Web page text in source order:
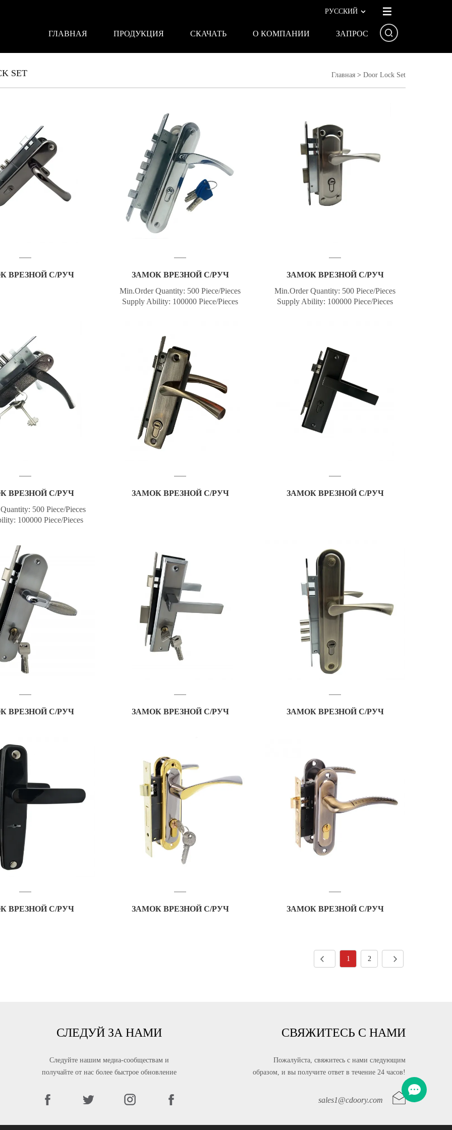
РУССКИЙ
ГЛАВНАЯ ПРОДУКЦИЯ СКАЧАТЬ О КОМПАНИИ ЗАПРОС
Главная > Door Lock Set
SET
ВРЕЗНОЙ С/РУЧ
ЗАМОК ВРЕЗНОЙ С/РУЧ
Min.Order Quantity: 500 Piece/Pieces
Supply Ability: 100000 Piece/Pieces
ЗАМОК ВРЕЗНОЙ С/РУЧ
Min.Order Quantity: 500 Piece/Pieces
Supply Ability: 100000 Piece/Pieces
ВРЕЗНОЙ С/РУЧ
500 Piece/Pieces
100000 Piece/Pieces
ЗАМОК ВРЕЗНОЙ С/РУЧ ЗАМОК ВРЕЗНОЙ С/РУЧ
ВРЕЗНОЙ С/РУЧ ЗАМОК ВРЕЗНОЙ С/РУЧ ЗАМОК ВРЕЗНОЙ С/РУЧ
ВРЕЗНОЙ С/РУЧ ЗАМОК ВРЕЗНОЙ С/РУЧ ЗАМОК ВРЕЗНОЙ С/РУЧ
1 2
СЛЕДУЙ ЗА НАМИ
Следуйте нашим медиа-сообществам и
получайте от нас более быстрое обновление
СВЯЖИТЕСЬ С НАМИ
Пожалуйста, свяжитесь с нами следующим
образом, и вы получите ответ в течение 24 часов!
sales1@cdoory.com